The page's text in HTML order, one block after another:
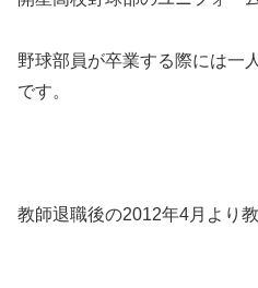
野球部員が卒業する際には一
です。
教師退職後の2012年4月より